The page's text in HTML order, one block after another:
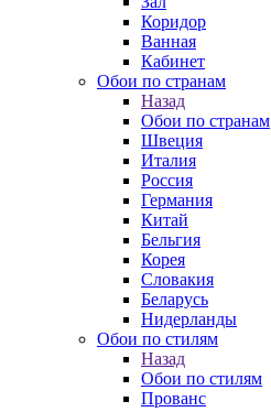
Коридор
Ванная
Кабинет
Обои по странам
Назад
Обои по странам
Швеция
Италия
Россия
Германия
Китай
Бельгия
Корея
Словакия
Беларусь
Нидерланды
Обои по стилям
Назад
Обои по стилям
Прованс